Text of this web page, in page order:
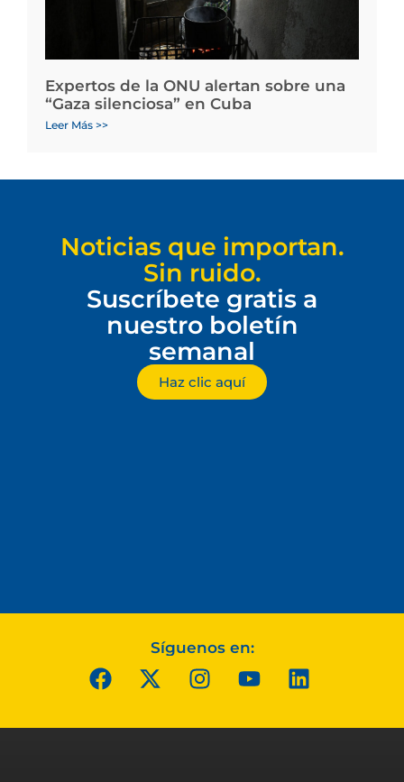
Expertos de la ONU alertan sobre una
“Gaza silenciosa” en Cuba
Leer Más >>
Noticias que importan.
Sin ruido.
Suscríbete gratis a
nuestro boletín
semanal
Haz clic aquí
Síguenos en: